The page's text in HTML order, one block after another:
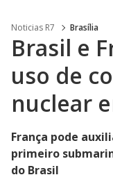
Noticias R7 Brasília
Brasil e
uso de
nuclear
França pode
primeiro
do Brasil